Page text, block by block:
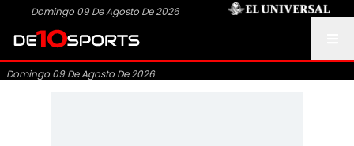
Domingo 09 De Agosto De 2026
Domingo 09 De Agosto De 2026